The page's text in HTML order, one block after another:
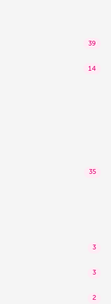
39
14
35
3
3
2